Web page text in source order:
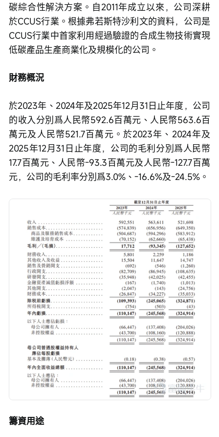
碳綜合性解決方案。自2011年成立以來，公司深耕
於CCUS行業。根據弗若斯特沙利文的資料，公司是
CCUS行業中首家利用經過驗證的合成生物技術實現
低碳產品生產商業化及規模化的公司。
財務概況
於2023年、2024年及2025年12月31日止年度，公司
的收入分別爲人民幣592.6百萬元、人民幣563.6百
萬元及人民幣521.7百萬元。於2023年、2024年及
2025年12月31日止年度，公司的毛利分別爲人民幣
17.7百萬元、人民幣-93.3百萬元及人民幣-127.7百萬
元，公司的毛利率分別爲3.0%、-16.6%及-24.5%。
籌資用途